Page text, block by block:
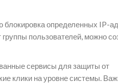
определенных IP-
пользователей, можно
сервисы для защиты от
клики на уровне системы.